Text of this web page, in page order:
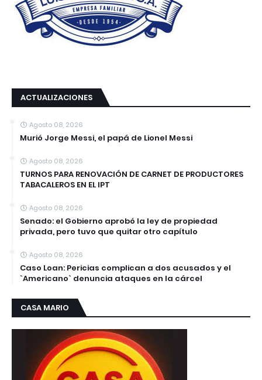
ACTUALIZACIONES
Agosto 08, 2026
Murió Jorge Messi, el papá de Lionel Messi
Agosto 08, 2026
TURNOS PARA RENOVACIÓN DE CARNET DE PRODUCTORES
TABACALEROS EN EL IPT
Agosto 08, 2026
Senado: el Gobierno aprobó la ley de propiedad
privada, pero tuvo que quitar otro capítulo
Agosto 08, 2026
Caso Loan: Pericias complican a dos acusados y el
`Americano` denuncia ataques en la cárcel
CASA MARIO